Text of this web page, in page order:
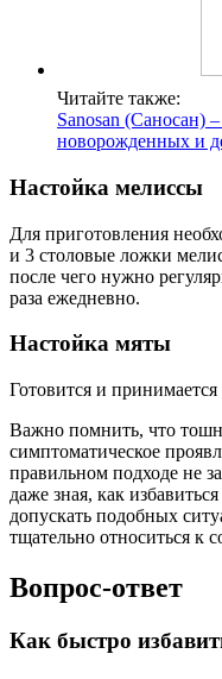
Читайте также:
Sanosan (Саносан)
новорожденных и
Настойка мелиссы
Для приготовления
и 3 столовые ложки
после чего нужно
раза ежедневно.
Настойка мяты
Готовится и
Важно помнить, что
симптоматическое
правильном подходе не
даже зная, как
допускать подобных
тщательно относиться к
Вопрос-ответ
Как быстро